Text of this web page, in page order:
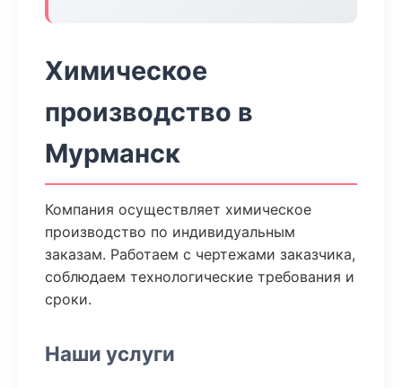
Химическое
производство в
Мурманск
Компания осуществляет химическое
производство по индивидуальным
заказам. Работаем с чертежами заказчика,
соблюдаем технологические требования и
сроки.
Наши услуги